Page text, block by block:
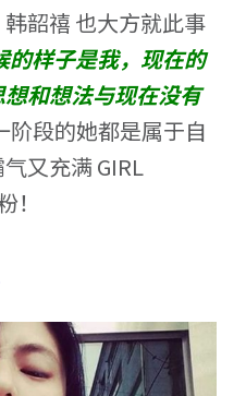
韶禧 也大方就此事
的样子是我，现在的
和想法与现在没有
阶段的她都是属于自
又充满 GIRL
！